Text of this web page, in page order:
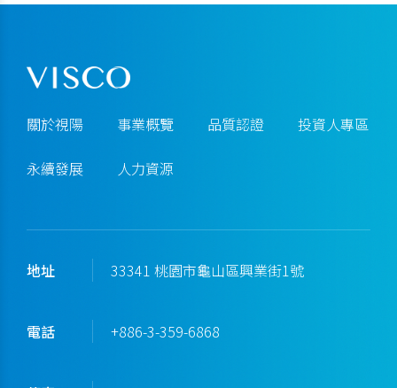
關於視陽 事業概覽 品質認證 投資人專區
永續發展 人力資源
地址 33341 桃園市龜山區興業街1號
電話 +886-3-359-6868